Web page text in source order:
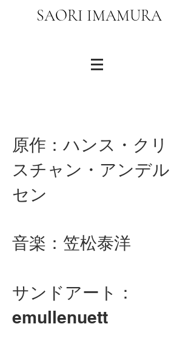
​SAORI IMAMURA
原作：ハンス・クリ
スチャン・アンデル
セン
音楽：笠松泰洋
サンドアート：
emullenuett